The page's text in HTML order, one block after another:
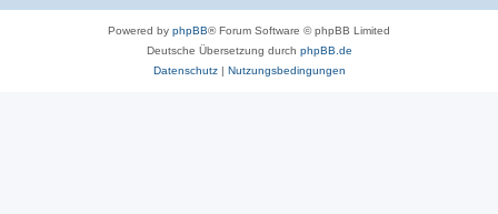
Powered by phpBB® Forum Software © phpBB Limited
Deutsche Übersetzung durch phpBB.de
Datenschutz| Nutzungsbedingungen